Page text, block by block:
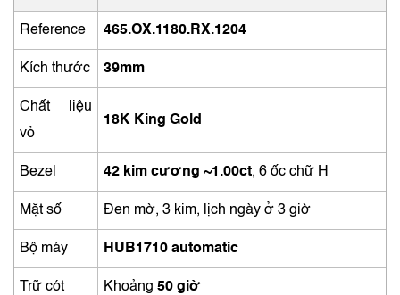
Reference 465.OX.1180.RX.1204
Kích thước 39mm
Chất liệu
vỏ
18K King Gold
Bezel 42 kim cương ~1.00ct, 6 ốc chữ H
Mặt số Đen mờ, 3 kim, lịch ngày ở 3 giờ
Bộ máy HUB1710 automatic
Trữ cót Khoảng50 giờ